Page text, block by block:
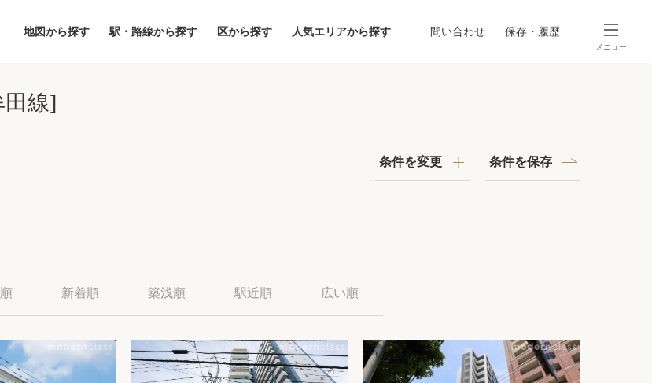
地図から探す 駅・路線から探す 区から探す 人気エリアから探す 問い合わせ 保存・履歴
メニュー
保存した物件
田線]
条件を変更 条件を保存
新着順 築浅順 駅近順 広い順